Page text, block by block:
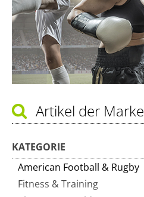
Artikel der Marke
KATEGORIE
American Football & Rugby
Fitness & Training